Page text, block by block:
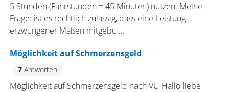
5 Stunden (Fahrstunden = 45 Minuten) nutzen. Meine
Frage: ist es rechtlich zulässig, dass eine Leistung
erzwungener Maßen mitgebu ...
Möglichkeit auf Schmerzensgeld
7Antworten
Möglichkeit auf Schmerzensgeld nach VU Hallo liebe